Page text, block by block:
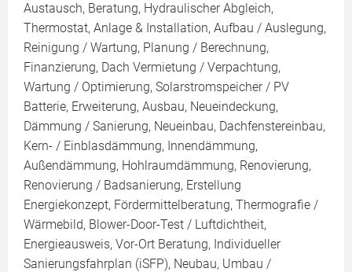
Austausch, Beratung, Hydraulischer Abgleich,
Thermostat, Anlage & Installation, Aufbau / Auslegung,
Reinigung / Wartung, Planung / Berechnung,
Finanzierung, Dach Vermietung / Verpachtung,
Wartung / Optimierung, Solarstromspeicher / PV
Batterie, Erweiterung, Ausbau, Neueindeckung,
Dämmung / Sanierung, Neueinbau, Dachfenstereinbau,
Kern- / Einblasdämmung, Innendämmung,
Außendämmung, Hohlraumdämmung, Renovierung,
Renovierung / Badsanierung, Erstellung
Energiekonzept, Fördermittelberatung, Thermografie /
Wärmebild, Blower-Door-Test / Luftdichtheit,
Energieausweis, Vor-Ort Beratung, Individueller
Sanierungsfahrplan (iSFP), Neubau, Umbau /